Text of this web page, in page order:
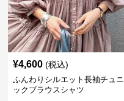
¥4,600 (税込)
ふんわりシルエット長袖チュニ
ックブラウスシャツ